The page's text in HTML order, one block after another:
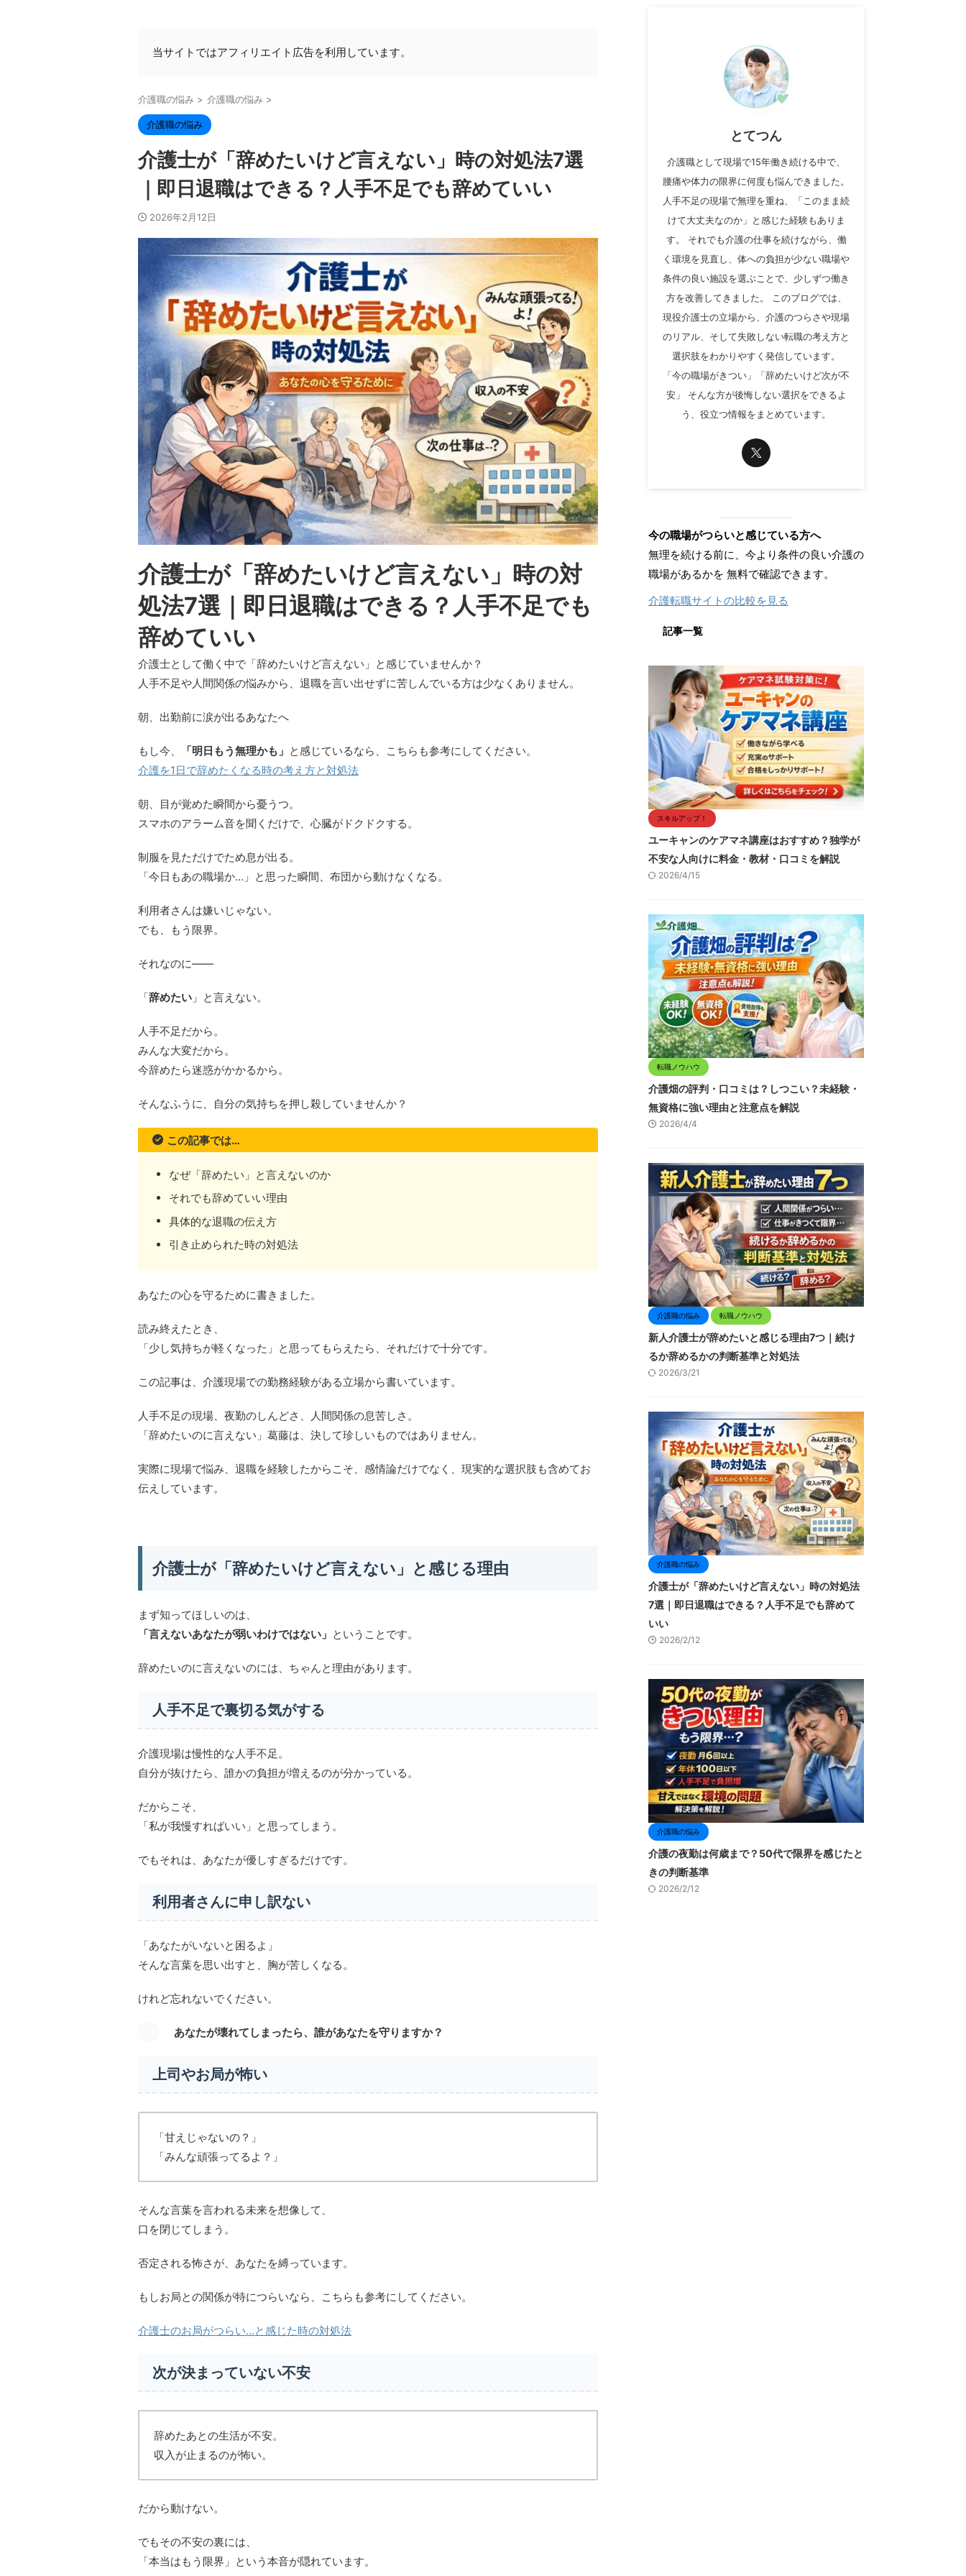
当サイトではアフィリエイト広告を利用しています。
介護職の悩み > 介護職の悩み >
介護職の悩み
介護士が「辞めたいけど言えない」時の対処法7選
｜即日退職はできる？人手不足でも辞めていい
2026年2月12日
介護士が「辞めたいけど言えない」時の対
処法7選｜即日退職はできる？人手不足でも
辞めていい
介護士として働く中で「辞めたいけど言えない」と感じていませんか？
人手不足や人間関係の悩みから、退職を言い出せずに苦しんでいる方は少なくありません。
朝、出勤前に涙が出るあなたへ
もし今、 「明日もう無理かも」 と感じているなら、こちらも参考にしてください。
介護を1日で辞めたくなる時の考え方と対処法
朝、目が覚めた瞬間から憂うつ。
スマホのアラーム音を聞くだけで、心臓がドクドクする。
制服を見ただけでため息が出る。
「今日もあの職場か…」と思った瞬間、布団から動けなくなる。
利用者さんは嫌いじゃない。
でも、もう限界。
それなのに――
「辞めたい 」と言えない。
人手不足だから。
みんな大変だから。
今辞めたら迷惑がかかるから。
そんなふうに、自分の気持ちを押し殺していませんか？
この記事では…
なぜ「辞めたい」と言えないのか
それでも辞めていい理由
具体的な退職の伝え方
引き止められた時の対処法
あなたの心を守るために書きました。
読み終えたとき、
「少し気持ちが軽くなった」と思ってもらえたら、それだけで十分です。
この記事は、介護現場での勤務経験がある立場から書いています。
人手不足の現場、夜勤のしんどさ、人間関係の息苦しさ。
「辞めたいのに言えない」葛藤は、決して珍しいものではありません。
実際に現場で悩み、退職を経験したからこそ、感情論だけでなく、現実的な選択肢も含めてお
伝えしています。
介護士が「辞めたいけど言えない」と感じる理由
まず知ってほしいのは、
「言えないあなたが弱いわけではない」 ということです。
辞めたいのに言えないのには、ちゃんと理由があります。
人手不足で裏切る気がする
介護現場は慢性的な人手不足。
自分が抜けたら、誰かの負担が増えるのが分かっている。
だからこそ、
「私が我慢すればいい」と思ってしまう。
でもそれは、あなたが優しすぎるだけです。
利用者さんに申し訳ない
「あなたがいないと困るよ」
そんな言葉を思い出すと、胸が苦しくなる。
けれど忘れないでください。
あなたが壊れてしまったら、誰があなたを守りますか？
上司やお局が怖い
「甘えじゃないの？」
「みんな頑張ってるよ？」
そんな言葉を言われる未来を想像して、
口を閉じてしまう。
否定される怖さが、あなたを縛っています。
もしお局との関係が特につらいなら、こちらも参考にしてください。
介護士のお局がつらい…と感じた時の対処法
次が決まっていない不安
辞めたあとの生活が不安。
収入が止まるのが怖い。
だから動けない。
でもその不安の裏には、
「本当はもう限界」という本音が隠れています。
とてつん
介護職として現場で15年働き続ける中で、
腰痛や体力の限界に何度も悩んできました。
人手不足の現場で無理を重ね、「このまま続
けて大丈夫なのか」と感じた経験もありま
す。 それでも介護の仕事を続けながら、働
く環境を見直し、体への負担が少ない職場や
条件の良い施設を選ぶことで、少しずつ働き
方を改善してきました。 このブログでは、
現役介護士の立場から、介護のつらさや現場
のリアル、そして失敗しない転職の考え方と
選択肢をわかりやすく発信しています。
「今の職場がきつい」「辞めたいけど次が不
安」 そんな方が後悔しない選択をできるよ
う、役立つ情報をまとめています。
今の職場がつらいと感じている方へ
無理を続ける前に、今より条件の良い介護の
職場があるかを 無料で確認できます。
介護転職サイトの比較を見る
記事一覧
スキルアップ！
ユーキャンのケアマネ講座はおすすめ？独学が
不安な人向けに料金・教材・口コミを解説
2026/4/15
転職ノウハウ
介護畑の評判・口コミは？しつこい？未経験・
無資格に強い理由と注意点を解説
2026/4/4
介護職の悩み 転職ノウハウ
新人介護士が辞めたいと感じる理由7つ｜続け
るか辞めるかの判断基準と対処法
2026/3/21
介護職の悩み
介護士が「辞めたいけど言えない」時の対処法
7選｜即日退職はできる？人手不足でも辞めて
いい
2026/2/12
介護職の悩み
介護の夜勤は何歳まで？50代で限界を感じたと
きの判断基準
2026/2/12